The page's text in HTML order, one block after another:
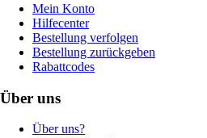
Mein Konto
Hilfecenter
Bestellung verfolgen
Bestellung zurückgeben
Rabattcodes
Über uns
Über uns?